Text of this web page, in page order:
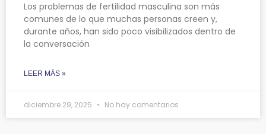
Los problemas de fertilidad masculina son más
comunes de lo que muchas personas creen y,
durante años, han sido poco visibilizados dentro de
la conversación
LEER MÁS »
diciembre 29, 2025 No hay comentarios